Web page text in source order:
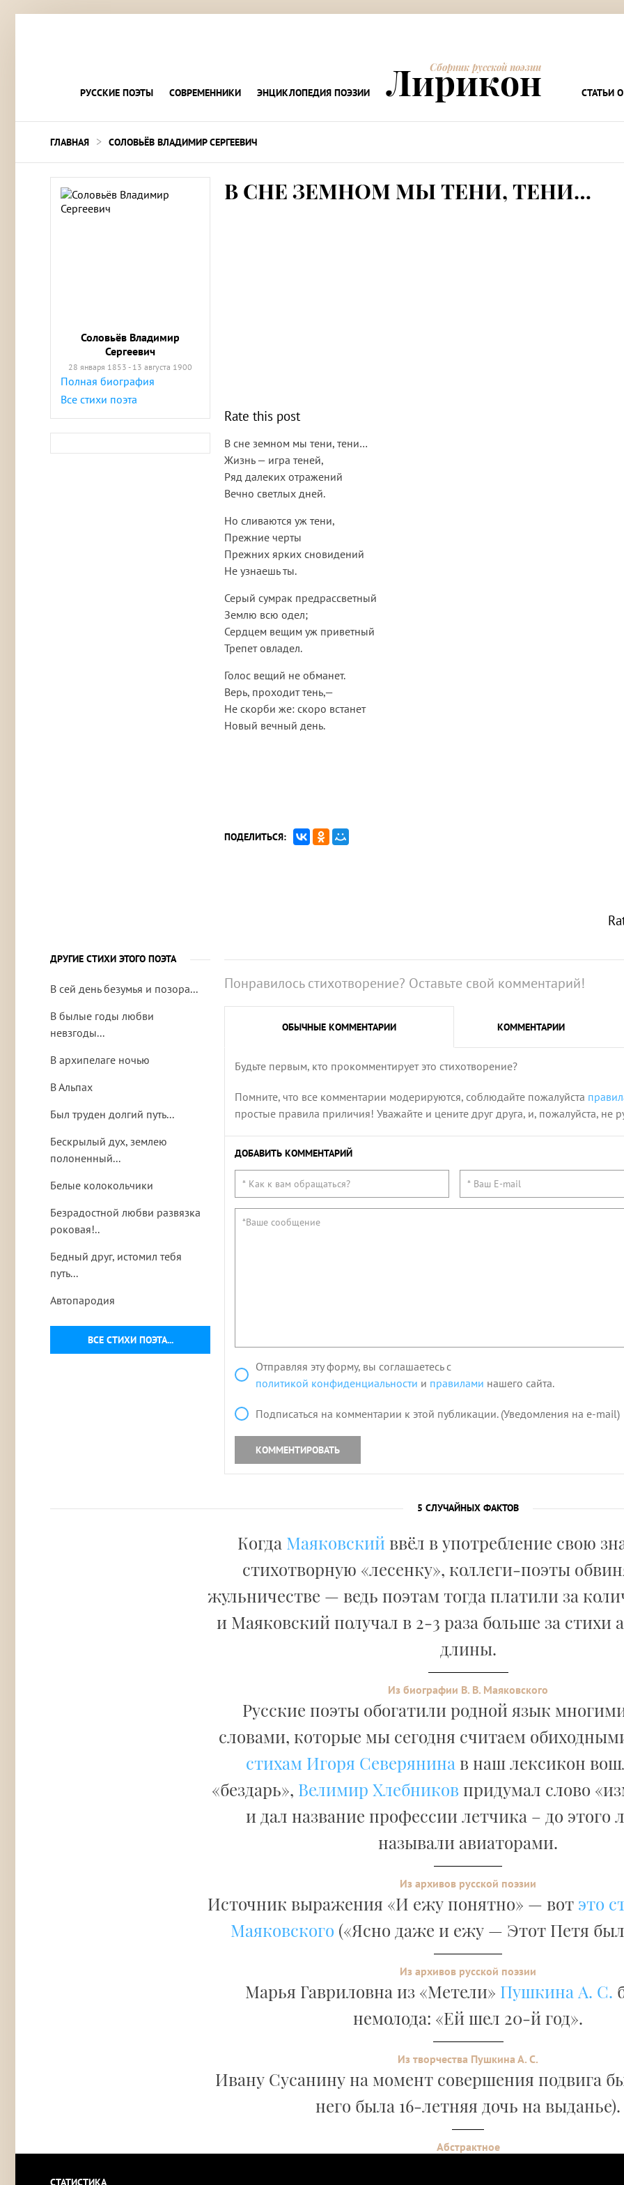
РУССКИЕ ПОЭТЫ СОВРЕМЕННИКИ ЭНЦИКЛОПЕДИЯ ПОЭЗИИ
Сборник русской поэзии
Лирикон СТАТЬИ
ГЛАВНАЯ > СОЛОВЬЁВ ВЛАДИМИР СЕРГЕЕВИЧ
Соловьёв Владимир
Сергеевич
28 января 1853 - 13 августа 1900
Полная биография
Все стихи поэта
В СНЕ ЗЕМНОМ МЫ ТЕНИ, ТЕНИ…
Rate this post
В сне земном мы тени, тени…
Жизнь — игра теней,
Ряд далеких отражений
Вечно светлых дней.
Но сливаются уж тени,
Прежние черты
Прежних ярких сновидений
Не узнаешь ты.
Серый сумрак предрассветный
Землю всю одел;
Сердцем вещим уж приветный
Трепет овладел.
Голос вещий не обманет.
Верь, проходит тень,—
Не скорби же: скоро встанет
Новый вечный день.
ПОДЕЛИТЬСЯ:
ДРУГИЕ СТИХИ ЭТОГО ПОЭТА
ВСЕ СТИХИ ПОЭТА...
В сей день безумья и позора...
В былые годы любви
невзгоды...
В архипелаге ночью
В Альпах
Был труден долгий путь...
Бескрылый дух, землею
полоненный...
Белые колокольчики
Безрадостной любви развязка
роковая!..
Бедный друг, истомил тебя
путь...
Автопародия
Понравилось стихотворение? Оставьте свой комментарий!
ОБЫЧНЫЕ КОММЕНТАРИИ КОММЕНТАРИИ
Будьте первым, кто прокомментирует это стихотворение?
Помните, что все комментарии модерируются, соблюдайте пожалуйста
простые правила приличия! Уважайте и цените друг друга, и, пожалуйста, не
ДОБАВИТЬ КОММЕНТАРИЙ
Отправляя эту форму, вы соглашаетесь с
политикой конфиденциальности и правилами нашего сайта.
Подписаться на комментарии к этой публикации. (Уведомления на e-mail)
КОММЕНТИРОВАТЬ
5 СЛУЧАЙНЫХ ФАКТОВ
Когда Маяковскийввёл в употребление свою
стихотворную «лесенку», коллеги-поэты
жульничестве — ведь поэтам тогда платили за
и Маяковский получал в 2-3 раза больше за стихи
длины.
Из биографии В. В. Маяковского
Русские поэты обогатили родной язык
словами, которые мы сегодня считаем
стихам Игоря Северянина в наш лексикон
«бездарь», Велимир Хлебников придумал слово
и дал название профессии летчика – до этого
называли авиаторами.
Из архивов русской поэзии
Источник выражения «И ежу понятно» — вот это
Маяковского («Ясно даже и ежу — Этот Петя
Из архивов русской поэзии
Марья Гавриловна из «Метели» Пушкина А. С.
немолода: «Ей шел 20-й год».
Из творчества Пушкина А. С.
Ивану Сусанину на момент совершения подвига
него была 16-летняя дочь на выданье).
Абстрактное
СТАТИСТИКА